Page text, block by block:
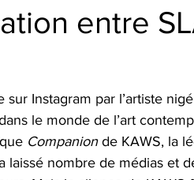
entre
Instagram par l’artiste
le monde de l’art
Companion de KAWS, la
laissé nombre de médias et